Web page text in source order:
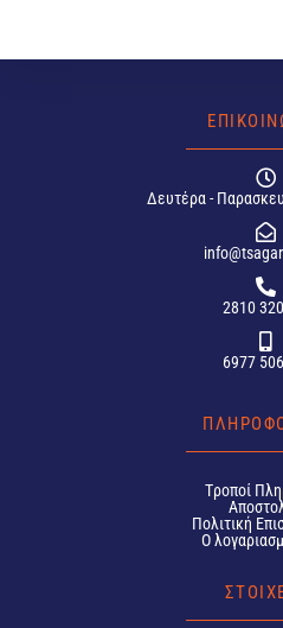
Δευτέρα -
2810
6977
Tροποί
Πολιτική
Ο